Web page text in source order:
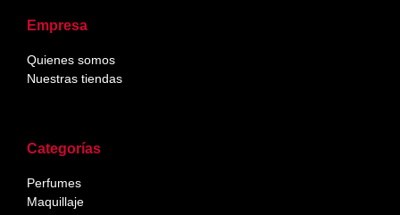
Categorías
Perfumes
Maquillaje
Empresa
Quienes somos
Nuestras tiendas